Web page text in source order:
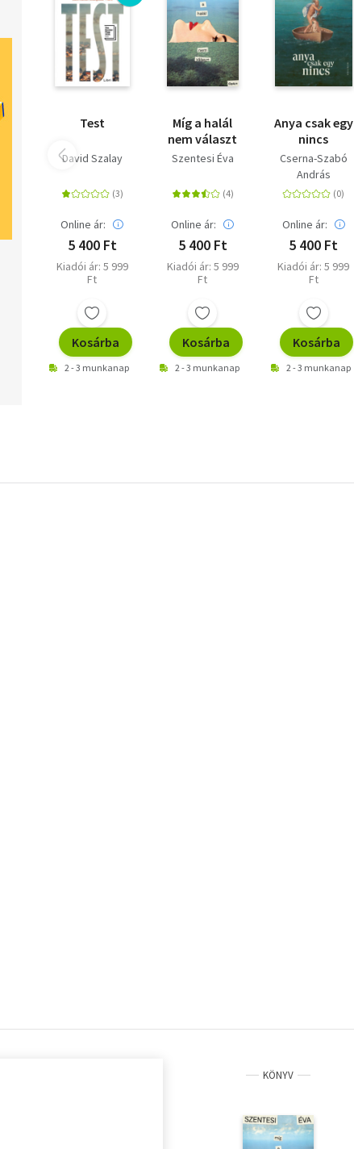
Test
David Szalay
Online ár:
5 400 Ft
Kiadói ár: 5 999
Ft
Kosárba
2 - 3 munkanap
Míg a halál
nem választ
Szentesi Éva
Online ár:
5 400 Ft
Kiadói ár: 5 999
Ft
Kosárba
2 - 3 munkanap
Anya csak egy
nincs
Cserna-Szabó
András
Online ár:
5 400 Ft
Kiadói ár: 5 999
Ft
Kosárba
2 - 3 munkanap
KÖNYV